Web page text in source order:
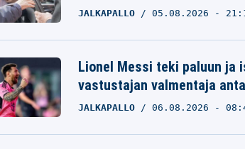
JALKAPALLO 05.08.2026 -
Lionel Messi teki paluun ja
vastustajan valmentaja
JALKAPALLO 06.08.2026 -